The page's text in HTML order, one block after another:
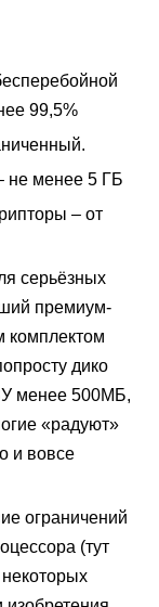
99,5%
не менее 5 ГБ
– от
серьёзных
премиум-
комплектом
дико
менее 500МБ,
«радуют»
и вовсе
ограничений
(тут